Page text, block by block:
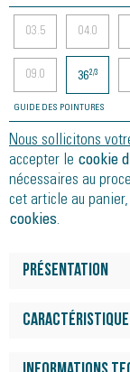
03.5 04.0
09.0 362/3
GUIDE DES POINTURES
Nous sollicitons
accepter le cookie
nécessaires au
cet article au panier,
cookies.
Présentation
d'amorti pour
réactives.